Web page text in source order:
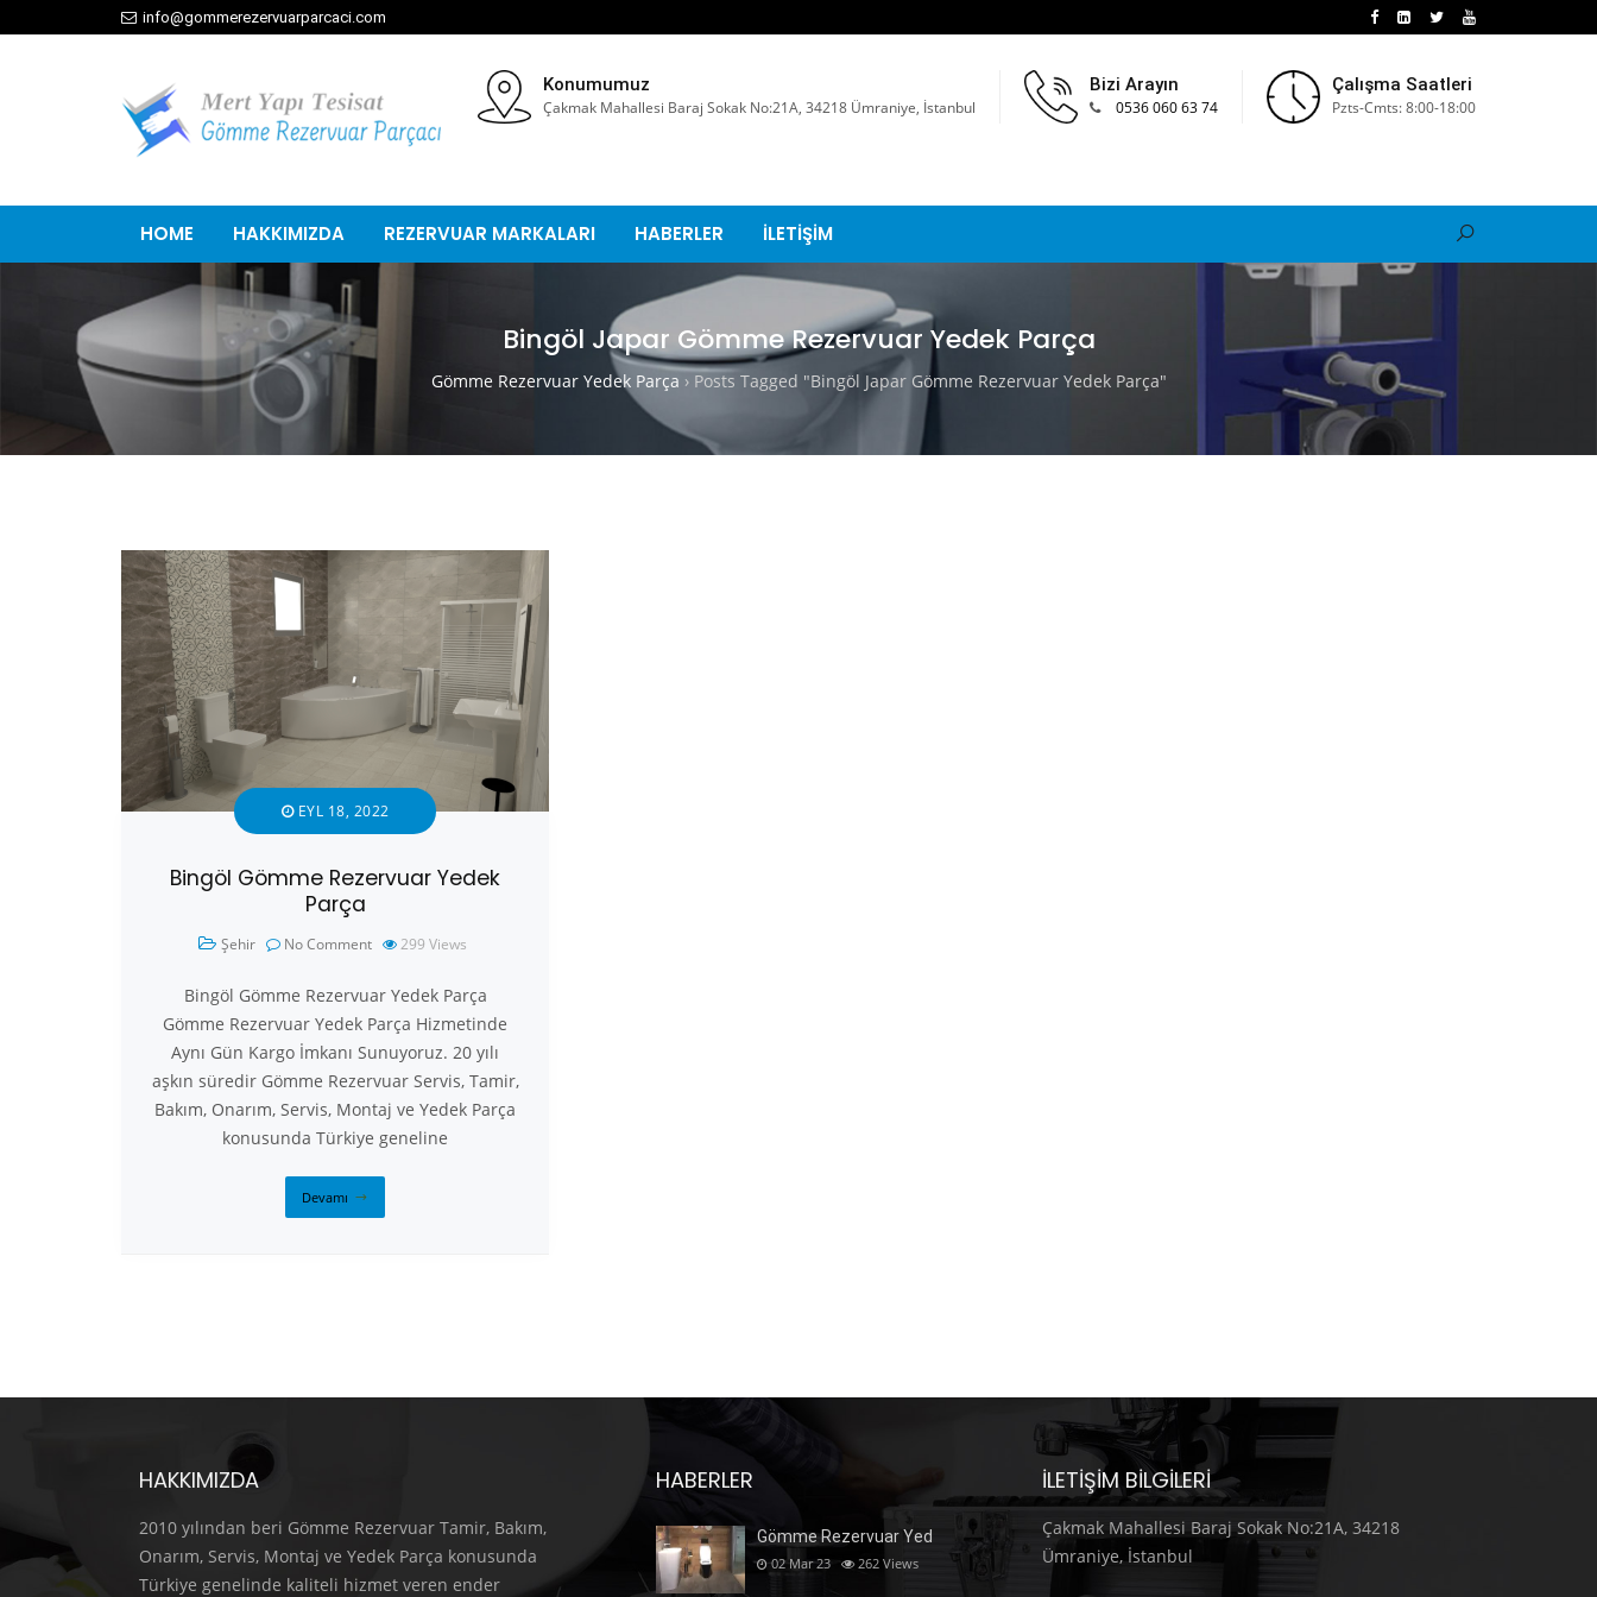
info@gommerezervuarparcaci.com
Konumumuz
Çakmak Mahallesi Baraj Sokak No:21A, 34218 Ümraniye, İstanbul
Bizi Arayın
0536 060 63 74
Çalışma Saatleri
Pzts-Cmts: 8:00-18:00
HOME HAKKIMIZDA REZERVUAR MARKALARI HABERLER İLETİŞİM
Bingöl Japar Gömme Rezervuar Yedek Parça
Gömme Rezervuar Yedek Parça › Posts Tagged "Bingöl Japar Gömme Rezervuar Yedek Parça"
EYL 18, 2022
Bingöl Gömme Rezervuar Yedek
Parça
Şehir No Comment 299 Views
Bingöl Gömme Rezervuar Yedek Parça
Gömme Rezervuar Yedek Parça Hizmetinde
Aynı Gün Kargo İmkanı Sunuyoruz. 20 yılı
aşkın süredir Gömme Rezervuar Servis, Tamir,
Bakım, Onarım, Servis, Montaj ve Yedek Parça
konusunda Türkiye geneline
Devamı
HAKKIMIZDA
2010 yılından beri Gömme Rezervuar Tamir, Bakım,
Onarım, Servis, Montaj ve Yedek Parça konusunda
Türkiye genelinde kaliteli hizmet veren ender
HABERLER
Gömme Rezervuar Yed
02 Mar 23 262 Views
İLETIŞIM BILGILERI
Çakmak Mahallesi Baraj Sokak No:21A, 34218
Ümraniye, İstanbul